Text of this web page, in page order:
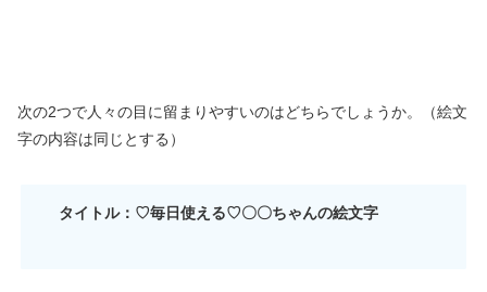
次の2つで人々の目に留まりやすいのはどちらでしょうか。（絵文
字の内容は同じとする）
タイトル：♡毎日使える♡〇〇ちゃんの絵文字